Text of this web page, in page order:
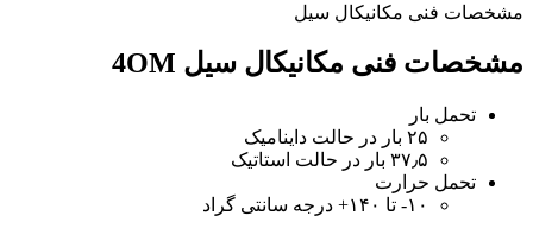
مشخصات فنی مکانیکال سیل
مشخصات فنی مکانیکال سیل 4OM
تحمل بار
۲۵ بار در حالت داینامیک
۳۷٫۵ بار در حالت استاتیک
تحمل حرارت
۱۰- تا ۱۴۰+ درجه سانتی گراد